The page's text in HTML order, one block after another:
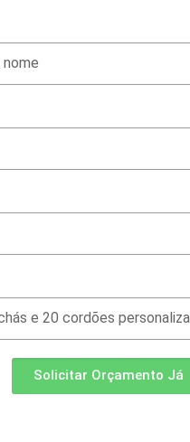
Solicitar Orçamento Já